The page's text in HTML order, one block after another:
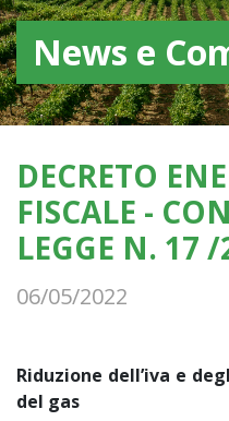
News e
DECRETO
FISCALE -
LEGGE N. 17
06/05/2022
Riduzione dell’iva e
del gas